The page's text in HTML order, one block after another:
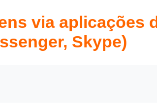
via aplicações
Skype)